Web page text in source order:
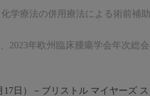
学療法の併用療法による術前補
2023年欧州臨床腫瘍学会年次総
17日）－ブリストル マイヤーズ